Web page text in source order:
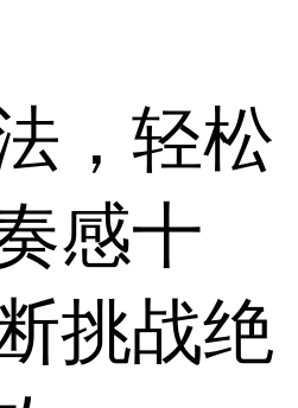
，轻松
感十
挑战绝